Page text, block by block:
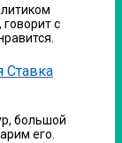
с
Ставка
большой
его.